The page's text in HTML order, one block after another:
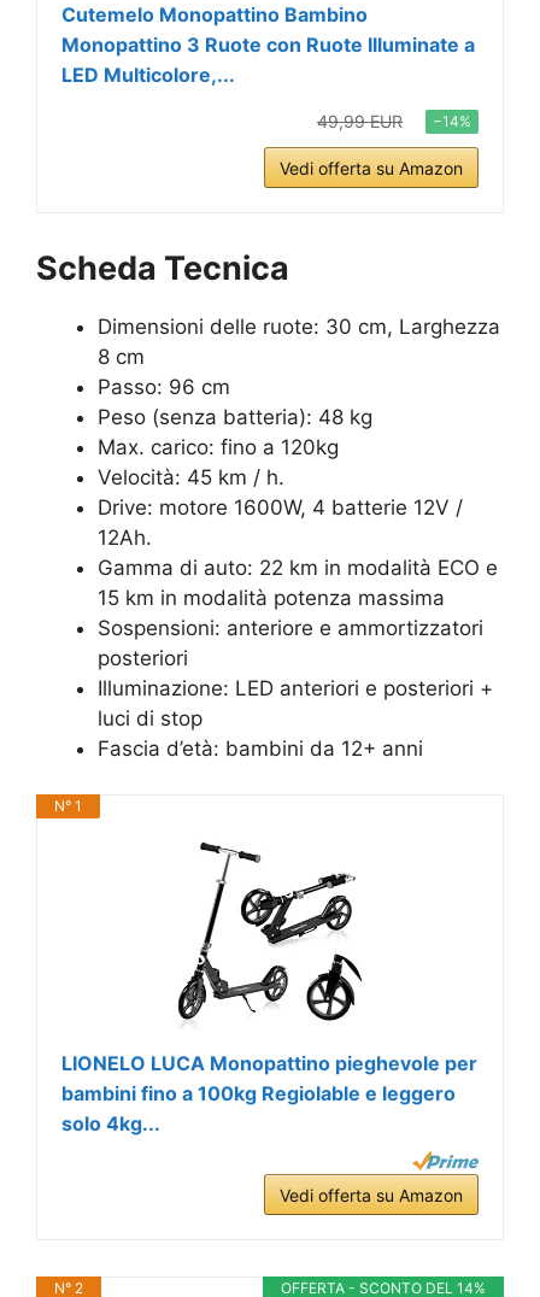
Cutemelo Monopattino Bambino
Monopattino 3 Ruote con Ruote Illuminate a
LED Multicolore,...
49,99 EUR −14%
Vedi offerta su Amazon
Scheda Tecnica
Dimensioni delle ruote: 30 cm, Larghezza
8 cm
Passo: 96 cm
Peso (senza batteria): 48 kg
Max. carico: fino a 120kg
Velocità: 45 km / h.
Drive: motore 1600W, 4 batterie 12V /
12Ah.
Gamma di auto: 22 km in modalità ECO e
15 km in modalità potenza massima
Sospensioni: anteriore e ammortizzatori
posteriori
Illuminazione: LED anteriori e posteriori +
luci di stop
Fascia d’età: bambini da 12+ anni
N° 1
LIONELO LUCA Monopattino pieghevole per
bambini fino a 100kg Regiolable e leggero
solo 4kg...
Vedi offerta su Amazon
OFFERTA - SCONTO DEL 14%
N° 2